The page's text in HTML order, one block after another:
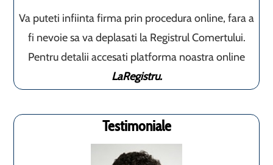
Va puteti infiinta firma prin procedura online, fara a
fi nevoie sa va deplasati la Registrul Comertului.
Pentru detalii accesati platforma noastra online
LaRegistru.
Testimoniale